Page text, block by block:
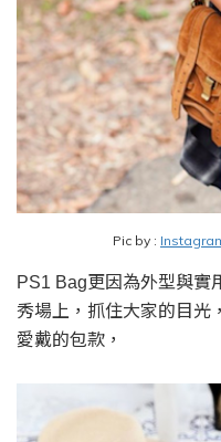
Pic by :
PS1 Bag更因為外型與實
秀場上，抓住大家的目光
愛戴的包款，